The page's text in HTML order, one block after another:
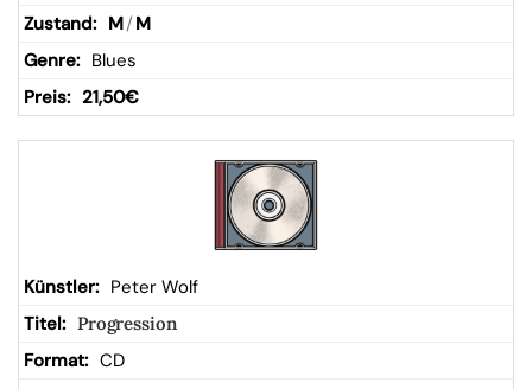
M/ M
Blues
21,50€
Peter Wolf
Progression
CD